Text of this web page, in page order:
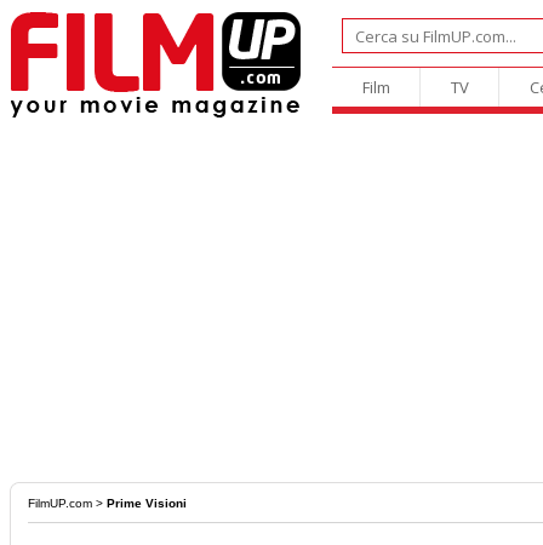
Film TV
FilmUP.com > Prime Visioni